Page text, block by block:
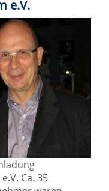
e.V.
Ca. 35